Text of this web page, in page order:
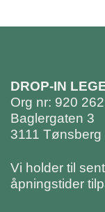
DROP-IN
Org nr: 920
Baglergaten 3
3111 Tønsberg
Vi holder til
åpningstider